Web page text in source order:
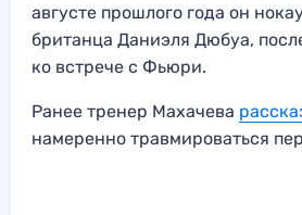
августе прошлого года он
британца Даниэля Дюбуа,
ко встрече с Фьюри.
Ранее тренер Махачева
намеренно травмироваться